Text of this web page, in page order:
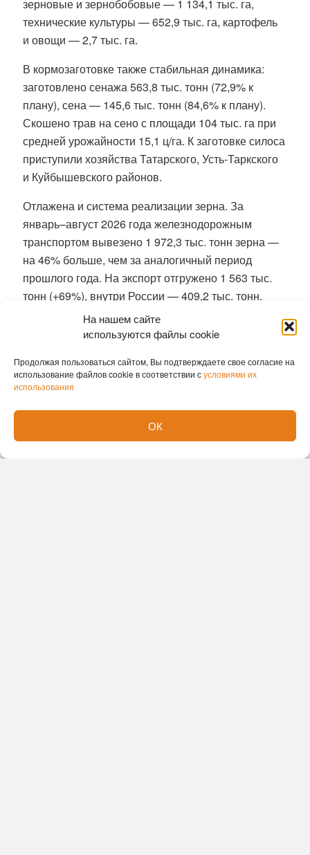
На нашем сайте
используются файлы cookie
Продолжая пользоваться сайтом, Вы подтверждаете свое согласие на
использование файлов cookie в соответствии сусловиями их
использования
ОК
зерновые и зернобобовые — 1 134,1 тыс. га,
технические культуры — 652,9 тыс. га, картофель
и овощи — 2,7 тыс. га.
В кормозаготовке также стабильная динамика:
заготовлено сенажа 563,8 тыс. тонн (72,9% к
плану), сена — 145,6 тыс. тонн (84,6% к плану).
Скошено трав на сено с площади 104 тыс. га при
средней урожайности 15,1 ц/га. К заготовке силоса
приступили хозяйства Татарского, Усть‑Таркского
и Куйбышевского районов.
Отлажена и система реализации зерна. За
январь–август 2026 года железнодорожным
транспортом вывезено 1 972,3 тыс. тонн зерна —
на 46% больше, чем за аналогичный период
прошлого года. На экспорт отгружено 1 563 тыс.
тонн (+69%), внутри России — 409,2 тыс. тонн.
Только за первые 6 дней августа отгрузка
составила 49,5 тыс. тонн, среднесуточный
Экспортный потенциал АПК региона остаётся
тонн продукции.
Ведётся постоянный мониторинг готовности